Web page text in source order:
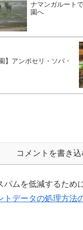
ナマンガルート
園へ
】アンボセリ・ソパ・
コメントを書き込
パムを低減するため
トデータの処理方法